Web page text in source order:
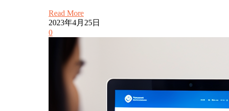
Read More
2023年4月25日
0